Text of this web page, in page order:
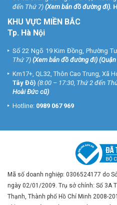
đến Thứ 7) (Xem bản đồ đường đi).
KHU VỰC MIỀN BẮC
Tp. Hà Nội
Số 22 Ngõ 19 Kim Đồng, Phường
Thứ 7) (Xem bản đồ đường đi)
Km17+, QL32, Thôn Cao Trung, Xã
Tây Đô) (8:00 – 17:30, Thứ 2 đến
Hoài Đức cũ)
Hotline: 0989 067 969
Mã số doanh nghiệp: 0306524177 do
ngày 02/01/2009. Trụ sở chính: Số 3A
Thạnh, Thành phố Hồ Chí Minh 2008-